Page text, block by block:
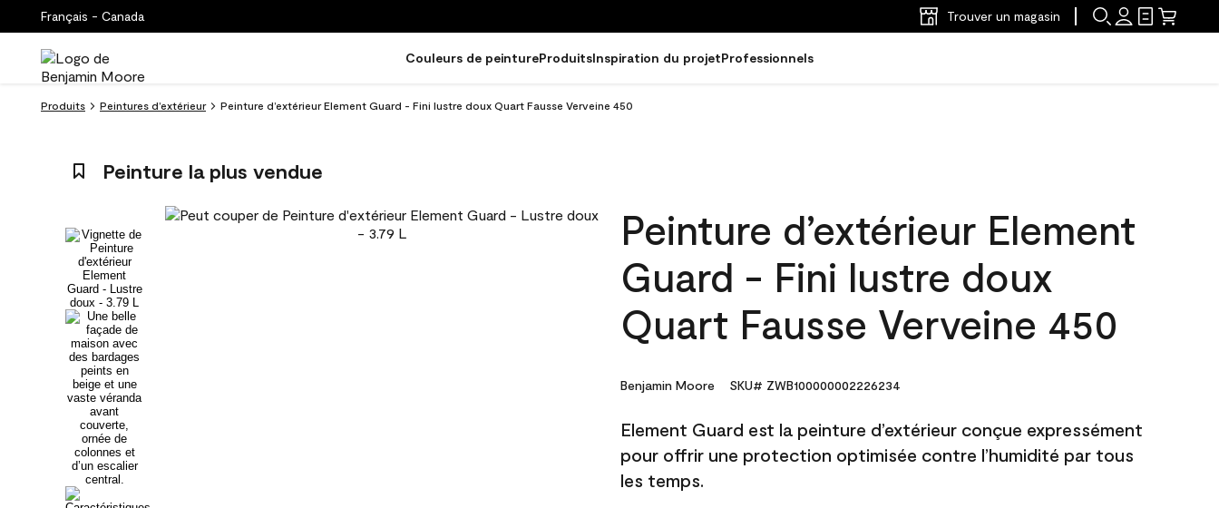
Français - Canada Trouver un magasin
Couleurs de peintureProduitsInspiration du projetProfessionnels
Produits Peintures d’extérieur Peinture d’extérieur Element Guard - Fini lustre doux Quart Fausse Verveine 450
Peinture la plus vendue
Peinture d’extérieur Element
Guard - Fini lustre doux
Quart Fausse Verveine 450
Benjamin Moore SKU# ZWB100000002226234
Element Guard est la peinture d’extérieur conçue expressément
pour offrir une protection optimisée contre l’humidité par tous
les temps.